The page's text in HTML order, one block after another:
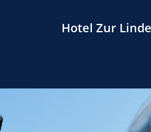
Hotel Zur Linde